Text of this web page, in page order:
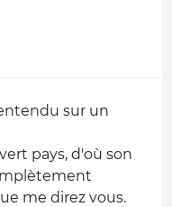
sur un
pays, d'où son
me direz vous.